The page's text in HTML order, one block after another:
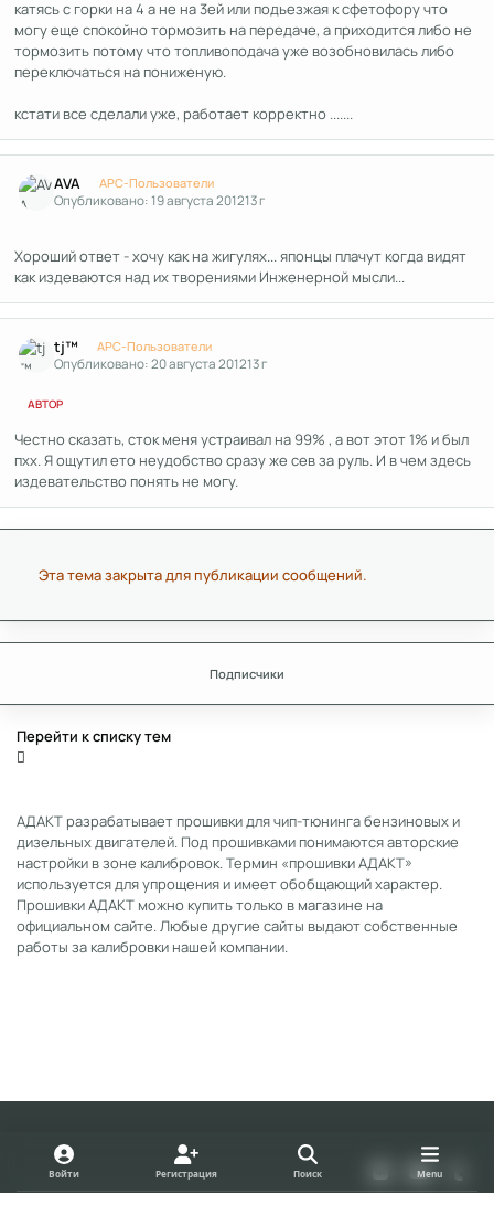
катясь с горки на 4 а не на 3ей или подьезжая к сфетофору что
могу еще спокойно тормозить на передаче, а приходится либо не
тормозить потому что топливоподача уже возобновилась либо
переключаться на пониженую.
кстати все сделали уже, работает корректно .......
AVA APC-Пользователи
Опубликовано:19 августа 201213 г
Хороший ответ - хочу как на жигулях... японцы плачут когда видят
как издеваются над их творениями Инженерной мысли...
tj™ APC-Пользователи
Опубликовано:20 августа 201213 г
АВТОР
Честно сказать, сток меня устраивал на 99% , а вот этот 1% и был
пхх. Я ощутил ето неудобство сразу же сев за руль. И в чем здесь
издевательство понять не могу.
Эта тема закрыта для публикации сообщений.
Подписчики
Перейти к списку тем
АДАКТ разрабатывает прошивки для чип-тюнинга бензиновых и
дизельных двигателей. Под прошивками понимаются авторские
настройки в зоне калибровок. Термин «прошивки АДАКТ»
используется для упрощения и имеет обобщающий характер.
Прошивки АДАКТ можно купить только в магазине на
официальном сайте. Любые другие сайты выдают собственные
работы за калибровки нашей компании.
Light ModeDark ModeSystem Preference
k
o
t
u
Войти Регистрация Поиск Menu